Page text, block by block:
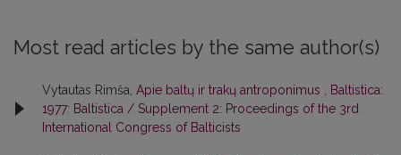
Most read articles by the same author(s)
Vytautas Rimša, Apie baltų ir trakų antroponimus
Baltistica:
1977: Baltistica / Supplement 2: Proceedings of the 3rd
International Congress of Balticists